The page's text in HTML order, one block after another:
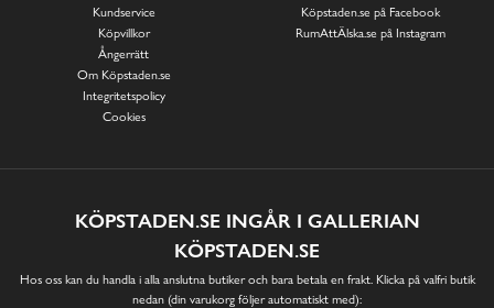
Kundservice
Köpvillkor
Ångerrätt
Om Köpstaden.se
Integritetspolicy
Cookies
Köpstaden.se på Facebook
RumAttÄlska.se på Instagram
KÖPSTADEN.SE INGÅR I GALLERIAN
KÖPSTADEN.SE
Hos oss kan du handla i alla anslutna butiker och bara betala en frakt. Klicka på valfri butik
nedan (din varukorg följer automatiskt med):